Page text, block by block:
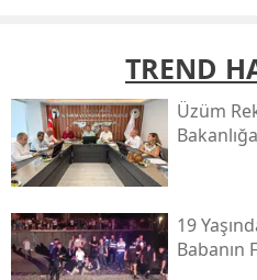
TREND
Üzüm
19
Babanın